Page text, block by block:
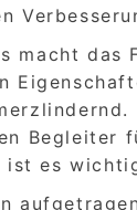
macht das
Begleiter
ist es